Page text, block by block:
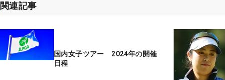
関連記事
国内女子ツアー 2024年の開催
日程